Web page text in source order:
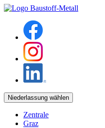
Niederlassung wählen
Zentrale
Graz